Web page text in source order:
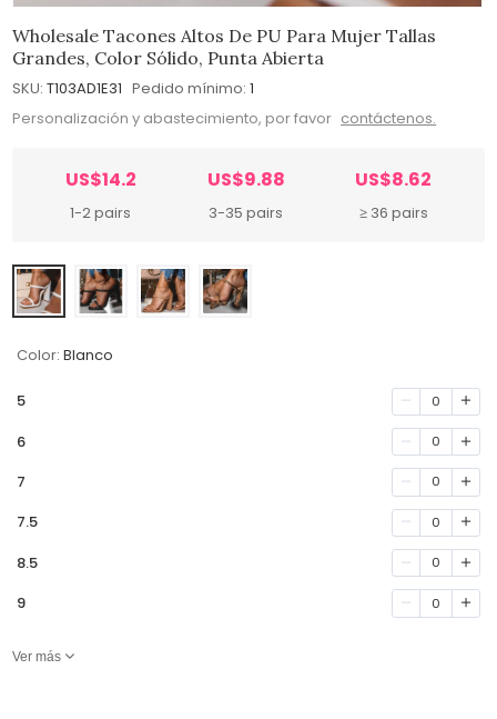
Wholesale Tacones Altos De PU Para Mujer Tallas
Grandes, Color Sólido, Punta Abierta
SKU: T103AD1E31 Pedido mínimo: 1
Personalización y abastecimiento, por favor contáctenos.
US$14.2
1-2 pairs
US$9.88
3-35 pairs
US$8.62
≥ 36 pairs
Color: Blanco
5 0
6 0
7 0
7.5 0
8.5 0
9 0
Ver más